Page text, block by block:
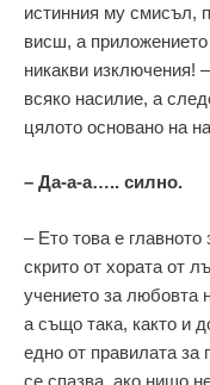
истинния му смисъл,
висш, а
никакви изключения!
всяко насилие, а
цялото основано на
– Да-а-а….. силно.
– Ето това е
скрито от хората от
учението за любовта
а също така, както и
едно от правилата за
се спазва, ако нищо